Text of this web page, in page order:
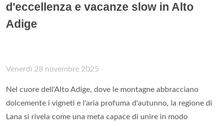
d'eccellenza e vacanze slow in Alto
Adige
Venerdì 28 novembre 2025
Nel cuore dell'Alto Adige, dove le montagne abbracciano
dolcemente i vigneti e l'aria profuma d'autunno, la regione di
Lana si rivela come una meta capace di unire in modo